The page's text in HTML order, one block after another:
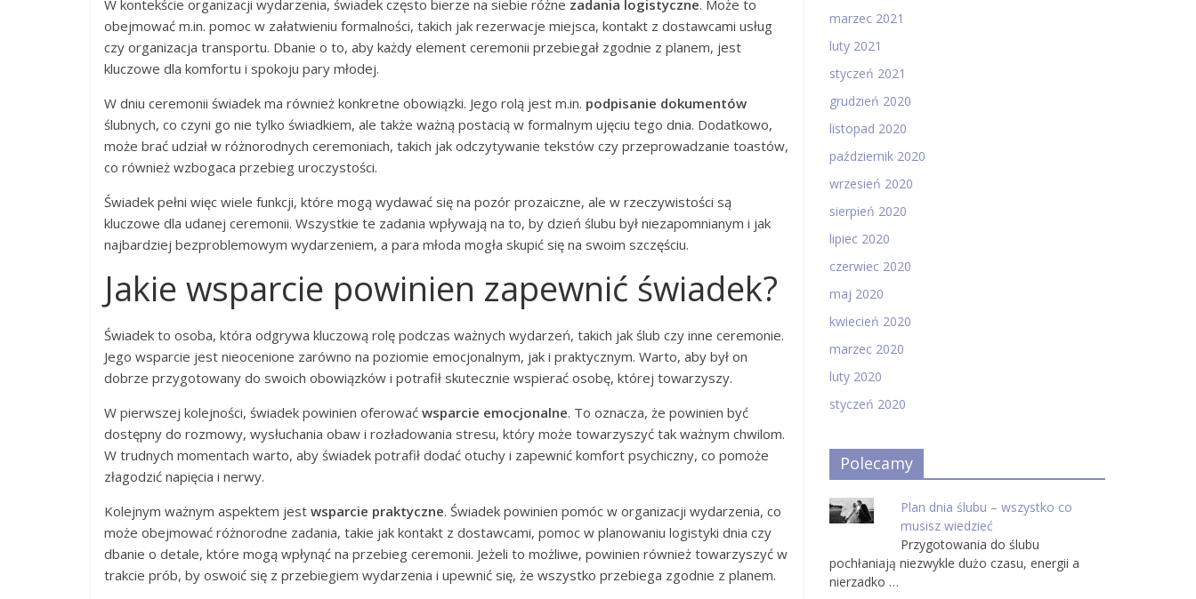
W kontekście organizacji wydarzenia, świadek często bierze na siebie różne zadania logistyczne. Może to
obejmować m.in. pomoc w załatwieniu formalności, takich jak rezerwacje miejsca, kontakt z dostawcami usług
czy organizacja transportu. Dbanie o to, aby każdy element ceremonii przebiegał zgodnie z planem, jest
kluczowe dla komfortu i spokoju pary młodej.
W dniu ceremonii świadek ma również konkretne obowiązki. Jego rolą jest m.in. podpisanie dokumentów
ślubnych, co czyni go nie tylko świadkiem, ale także ważną postacią w formalnym ujęciu tego dnia. Dodatkowo,
może brać udział w różnorodnych ceremoniach, takich jak odczytywanie tekstów czy przeprowadzanie toastów,
co również wzbogaca przebieg uroczystości.
Świadek pełni więc wiele funkcji, które mogą wydawać się na pozór prozaiczne, ale w rzeczywistości są
kluczowe dla udanej ceremonii. Wszystkie te zadania wpływają na to, by dzień ślubu był niezapomnianym i jak
najbardziej bezproblemowym wydarzeniem, a para młoda mogła skupić się na swoim szczęściu.
Jakie wsparcie powinien zapewnić świadek?
Świadek to osoba, która odgrywa kluczową rolę podczas ważnych wydarzeń, takich jak ślub czy inne ceremonie.
Jego wsparcie jest nieocenione zarówno na poziomie emocjonalnym, jak i praktycznym. Warto, aby był on
dobrze przygotowany do swoich obowiązków i potrafił skutecznie wspierać osobę, której towarzyszy.
W pierwszej kolejności, świadek powinien oferować wsparcie emocjonalne. To oznacza, że powinien być
dostępny do rozmowy, wysłuchania obaw i rozładowania stresu, który może towarzyszyć tak ważnym chwilom.
W trudnych momentach warto, aby świadek potrafił dodać otuchy i zapewnić komfort psychiczny, co pomoże
złagodzić napięcia i nerwy.
Kolejnym ważnym aspektem jest wsparcie praktyczne. Świadek powinien pomóc w organizacji wydarzenia, co
może obejmować różnorodne zadania, takie jak kontakt z dostawcami, pomoc w planowaniu logistyki dnia czy
dbanie o detale, które mogą wpłynąć na przebieg ceremonii. Jeżeli to możliwe, powinien również towarzyszyć w
trakcie prób, by oswoić się z przebiegiem wydarzenia i upewnić się, że wszystko przebiega zgodnie z planem.
marzec 2021
luty 2021
styczeń 2021
grudzień 2020
listopad 2020
październik 2020
wrzesień 2020
sierpień 2020
lipiec 2020
czerwiec 2020
maj 2020
kwiecień 2020
marzec 2020
luty 2020
styczeń 2020
Polecamy
Plan dnia ślubu – wszystko co
musisz wiedzieć
Przygotowania do ślubu
pochłaniają niezwykle dużo czasu, energii a
nierzadko …